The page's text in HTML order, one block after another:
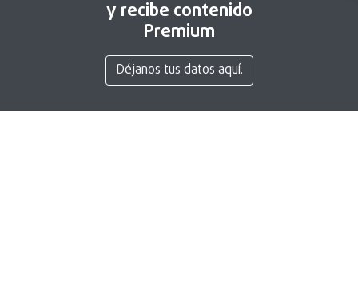
y recibe contenido
Premium
Déjanos tus datos aquí.